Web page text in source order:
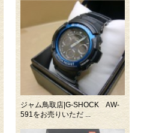
ジャム鳥取店|G-SHOCK AW-
591をお売りいただ ...